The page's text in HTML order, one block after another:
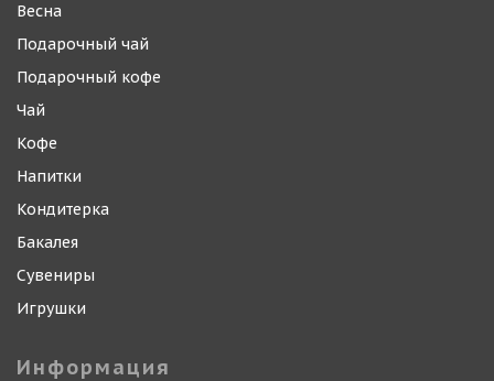
Весна
Подарочный чай
Подарочный кофе
Чай
Кофе
Напитки
Кондитерка
Бакалея
Сувениры
Игрушки
Информация